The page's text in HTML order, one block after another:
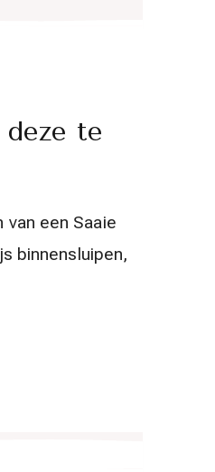
te
van een Saaie
binnensluipen,